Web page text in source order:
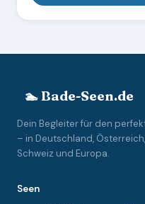
🏊 Bade-Seen.de
Dein Begleiter für den
– in Deutschland,
Schweiz und Europa.
Seen